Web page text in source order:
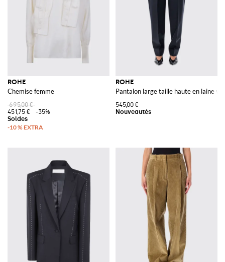
ROHE
Chemise femme
695,00 €
451,75 €
-35%
ROHE
Pantalon large taille haute en laine
545,00 €